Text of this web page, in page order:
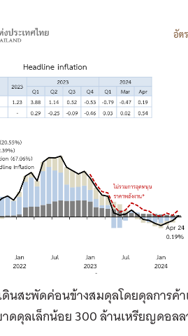
นสะพัดค่อนข้างสมดุลโดยดุลการค้
าดดุลเล็กน้อย 300 ล้านเหรียญดอล